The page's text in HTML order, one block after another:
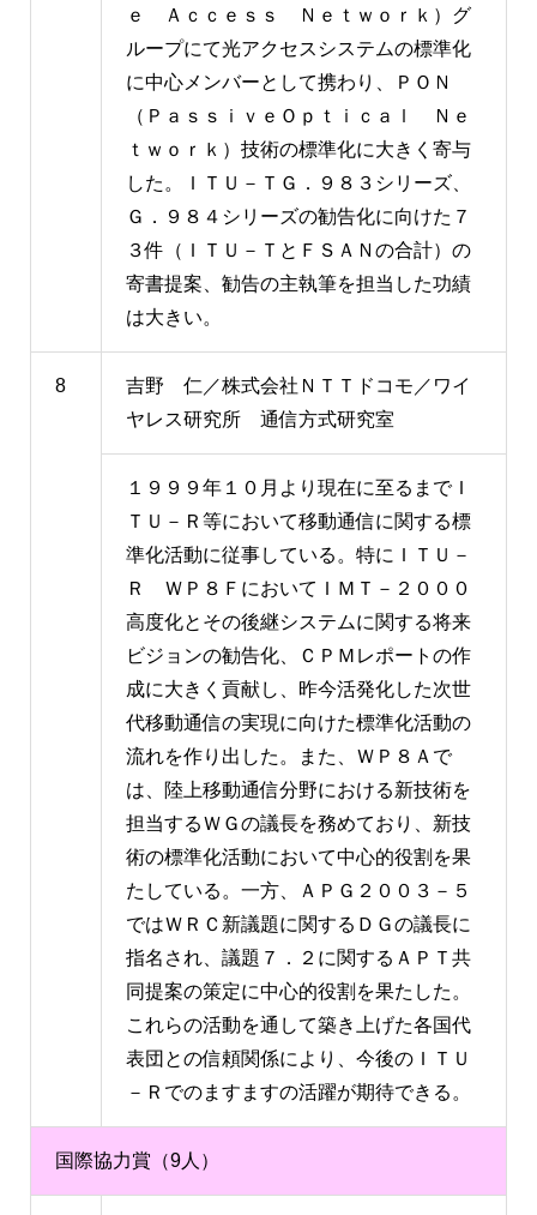
ｅ Ａｃｃｅｓｓ Ｎｅｔｗｏｒｋ）グ
ループにて光アクセスシステムの標準化
に中心メンバーとして携わり、ＰＯＮ
（ＰａｓｓｉｖｅＯｐｔｉｃａｌ Ｎｅ
ｔｗｏｒｋ）技術の標準化に大きく寄与
した。ＩＴＵ－ＴＧ．９８３シリーズ、
Ｇ．９８４シリーズの勧告化に向けた７
３件（ＩＴＵ－ＴとＦＳＡＮの合計）の
寄書提案、勧告の主執筆を担当した功績
は大きい。
8
吉野 仁／株式会社ＮＴＴドコモ／ワイ
ヤレス研究所 通信方式研究室
１９９９年１０月より現在に至るまでＩ
ＴＵ－Ｒ等において移動通信に関する標
準化活動に従事している。特にＩＴＵ－
Ｒ ＷＰ８ＦにおいてＩＭＴ－２０００
高度化とその後継システムに関する将来
ビジョンの勧告化、ＣＰＭレポートの作
成に大きく貢献し、昨今活発化した次世
代移動通信の実現に向けた標準化活動の
流れを作り出した。また、ＷＰ８Ａで
は、陸上移動通信分野における新技術を
担当するＷＧの議長を務めており、新技
術の標準化活動において中心的役割を果
たしている。一方、ＡＰＧ２００３－５
ではＷＲＣ新議題に関するＤＧの議長に
指名され、議題７．２に関するＡＰＴ共
同提案の策定に中心的役割を果たした。
これらの活動を通して築き上げた各国代
表団との信頼関係により、今後のＩＴＵ
－Ｒでのますますの活躍が期待できる。
国際協力賞（9人）